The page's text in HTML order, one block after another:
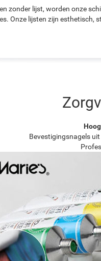
zonder lijst, worden onze
Onze lijsten zijn esthetisch,
Bevestigingsnagels